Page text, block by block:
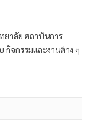
ยาลัย สถาบันการ
จกรรมและงานต่าง ๆ